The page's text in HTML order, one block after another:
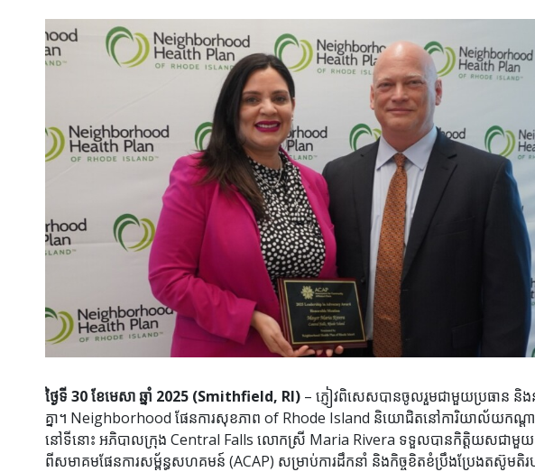
ថ្ងៃទី 30 ខែមេសា ឆ្នាំ 2025 (Smithfield, RI) – ភ្ញៀវពិសេសបានចូលរួមជាមួយប្រធាន
គ្នា។ Neighborhood ផែនការសុខភាព of Rhode Island និយោជិតនៅការិយាល័យកណ្ត
នៅទីនោះ អភិបាលក្រុង Central Falls លោកស្រី Maria Rivera ទទួលបានកិត្តិយសជាមួយនឹងព
ពីសមាគមផែនការសម្ព័ន្ធសហគមន៍ (ACAP) សម្រាប់ការដឹកនាំ និងកិច្ចខិតខំប្រឹងប្រែងតស៊ូមតិ